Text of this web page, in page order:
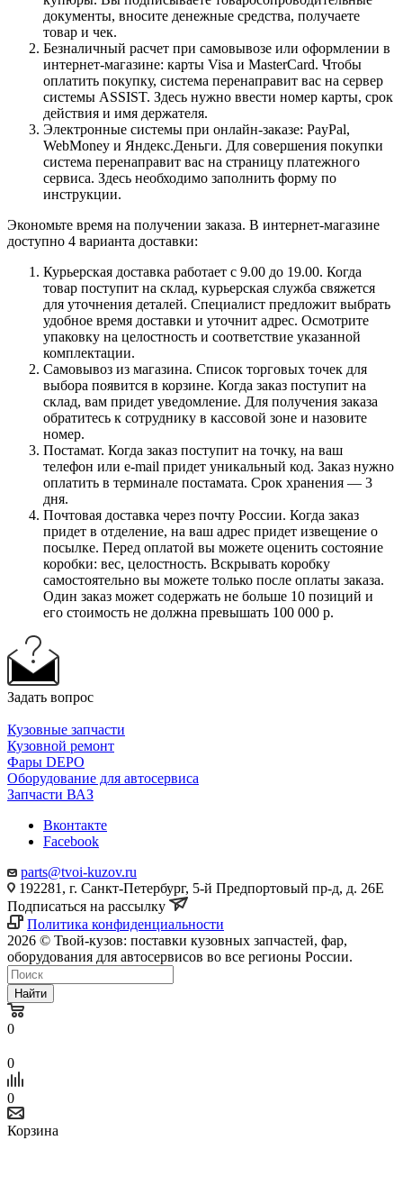
документы, вносите денежные средства, получаете
товар и чек.
Безналичный расчет при самовывозе или оформлении в
интернет-магазине: карты Visa и MasterCard. Чтобы
оплатить покупку, система перенаправит вас на сервер
системы ASSIST. Здесь нужно ввести номер карты, срок
действия и имя держателя.
Электронные системы при онлайн-заказе: PayPal,
WebMoney и Яндекс.Деньги. Для совершения покупки
система перенаправит вас на страницу платежного
сервиса. Здесь необходимо заполнить форму по
инструкции.
Экономьте время на получении заказа. В интернет-магазине
доступно 4 варианта доставки:
Курьерская доставка работает с 9.00 до 19.00. Когда
товар поступит на склад, курьерская служба свяжется
для уточнения деталей. Специалист предложит выбрать
удобное время доставки и уточнит адрес. Осмотрите
упаковку на целостность и соответствие указанной
комплектации.
Самовывоз из магазина. Список торговых точек для
выбора появится в корзине. Когда заказ поступит на
склад, вам придет уведомление. Для получения заказа
обратитесь к сотруднику в кассовой зоне и назовите
номер.
Постамат. Когда заказ поступит на точку, на ваш
телефон или e-mail придет уникальный код. Заказ нужно
оплатить в терминале постамата. Срок хранения — 3
дня.
Почтовая доставка через почту России. Когда заказ
придет в отделение, на ваш адрес придет извещение о
посылке. Перед оплатой вы можете оценить состояние
коробки: вес, целостность. Вскрывать коробку
самостоятельно вы можете только после оплаты заказа.
Один заказ может содержать не больше 10 позиций и
его стоимость не должна превышать 100 000 р.
Задать вопрос
Кузовные запчасти
Кузовной ремонт
Фары DEPO
Оборудование для автосервиса
Запчасти ВАЗ
Вконтакте
Facebook
parts@tvoi-kuzov.ru
192281, г. Санкт-Петербург, 5-й Предпортовый пр-д, д. 26Е
Подписаться на рассылку
Политика конфиденциальности
2026 © Твой-кузов: поставки кузовных запчастей, фар,
оборудования для автосервисов во все регионы России.
Найти
0
0
0
Корзина